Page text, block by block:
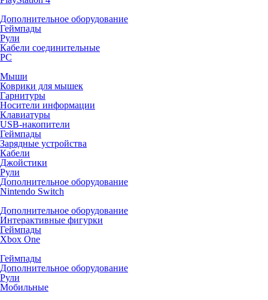
Дополнительное оборудование
Геймпады
Рули
Кабели соединительные
PC
Мыши
Коврики для мышек
Гарнитуры
Носители информации
Клавиатуры
USB-накопители
Геймпады
Зарядные устройства
Кабели
Джойстики
Рули
Дополнительное оборудование
Nintendo Switch
Дополнительное оборудование
Интерактивные фигурки
Геймпады
Xbox One
Геймпады
Дополнительное оборудование
Рули
Мобильные